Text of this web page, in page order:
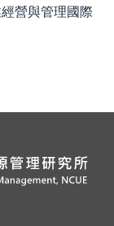
營與管理國際